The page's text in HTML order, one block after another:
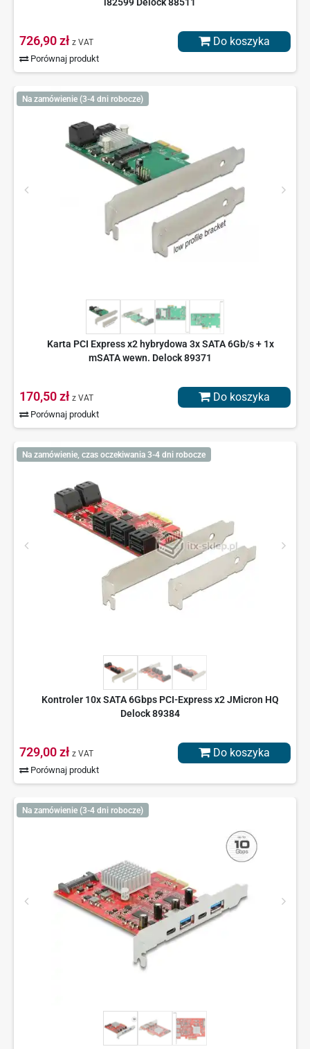
i82599 Delock 88511
726,90 zł z VAT
Porównaj produkt
Do koszyka
Na zamówienie (3-4 dni robocze)
Karta PCI Express x2 hybrydowa 3x SATA 6Gb/s + 1x
mSATA wewn. Delock 89371
170,50 zł z VAT
Porównaj produkt
Do koszyka
Na zamówienie, czas oczekiwania 3-4 dni robocze
Kontroler 10x SATA 6Gbps PCI-Express x2 JMicron HQ
Delock 89384
729,00 zł z VAT
Porównaj produkt
Do koszyka
Na zamówienie (3-4 dni robocze)